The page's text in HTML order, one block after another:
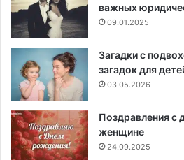
важных
09.01.2025
Загадки с
загадок для
03.05.2026
Поздравления с
женщине
24.09.2025